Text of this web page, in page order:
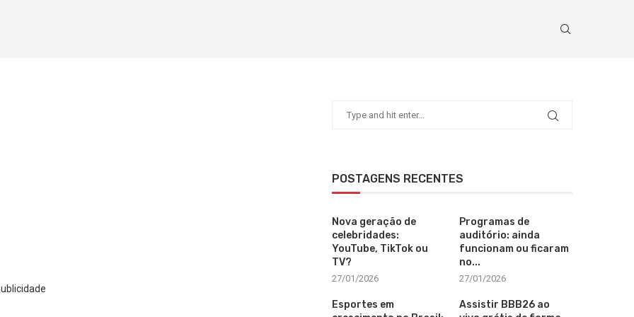
POSTAGENS RECENTES
Nova geração de
celebridades:
YouTube, TikTok ou
TV?
27/01/2026
Programas de
auditório: ainda
funcionam ou ficaram
no...
27/01/2026
Esportes em
Assistir BBB26 ao